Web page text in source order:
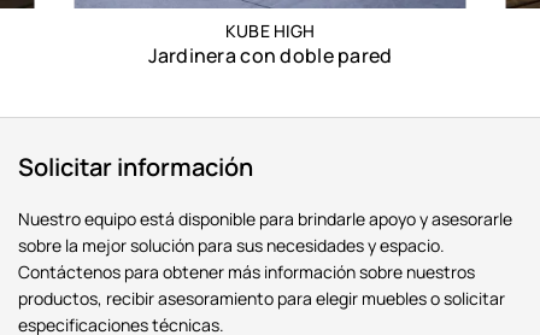
KUBE HIGH
Jardinera con doble pared
Solicitar información
Nuestro equipo está disponible para brindarle apoyo y asesorarle
sobre la mejor solución para sus necesidades y espacio.
Contáctenos para obtener más información sobre nuestros
productos, recibir asesoramiento para elegir muebles o solicitar
especificaciones técnicas.